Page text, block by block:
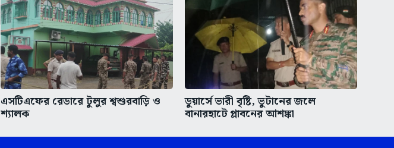
এসটিএফের রেডারে টুলুর শ্বশুরবাড়ি ও
শ্যালক
ডুয়ার্সে ভারী বৃষ্টি, ভুটানের জলে
বানারহাটে প্লাবনের আশঙ্কা